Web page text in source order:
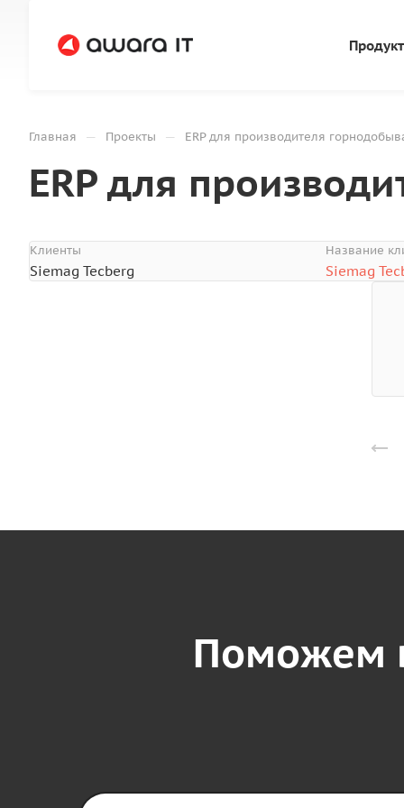
Главная — Проекты — ERP для производителя
ERP для
Клиенты
Siemag Tecberg
Название
Siemag
Поможем